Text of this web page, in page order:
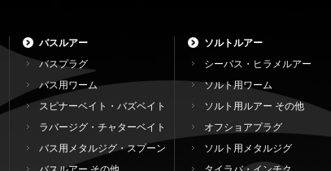
バスルアー
バスプラグ
バス用ワーム
スピナーベイト・バズベイト
ラバージグ・チャターベイト
バス用メタルジグ・スプーン
ソルトルアー
シーバス・ヒラメルアー
ソルト用ワーム
ソルト用ルアー その他
オフショアプラグ
ソルト用メタルジグ